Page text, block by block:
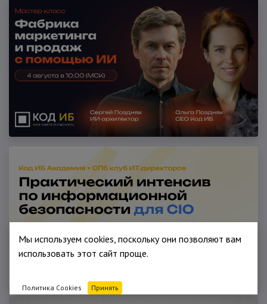
Мы используем cookies, поскольку они позволяют вам
использовать этот сайт проще.
Политика Cookies Принять